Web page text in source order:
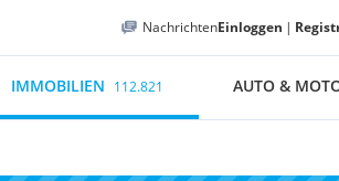
NachrichtenEinloggen |
IMMOBILIEN 112.821 AUTO &